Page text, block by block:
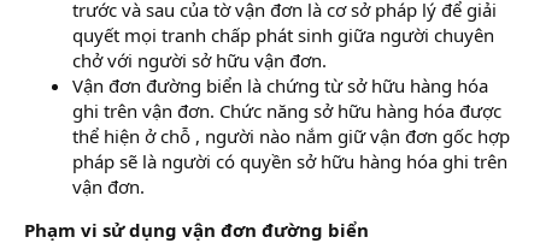
trước và sau của tờ vận đơn là cơ sở pháp lý để giải
quyết mọi tranh chấp phát sinh giữa người chuyên
chở với người sở hữu vận đơn.
Vận đơn đường biển là chứng từ sở hữu hàng hóa
ghi trên vận đơn. Chức năng sở hữu hàng hóa được
thể hiện ở chỗ , người nào nắm giữ vận đơn gốc hợp
pháp sẽ là người có quyền sở hữu hàng hóa ghi trên
vận đơn.
Phạm vi sử dụng vận đơn đường biển